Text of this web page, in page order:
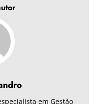
em Gestão